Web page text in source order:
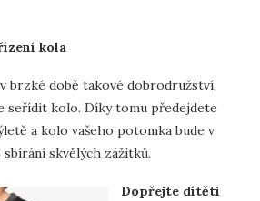
kola
brzké době takové dobrodružství,
seřídit kolo. Díky tomu předejdete
a kolo vašeho potomka bude v
skvělých zážitků.
Dopřejte dítěti